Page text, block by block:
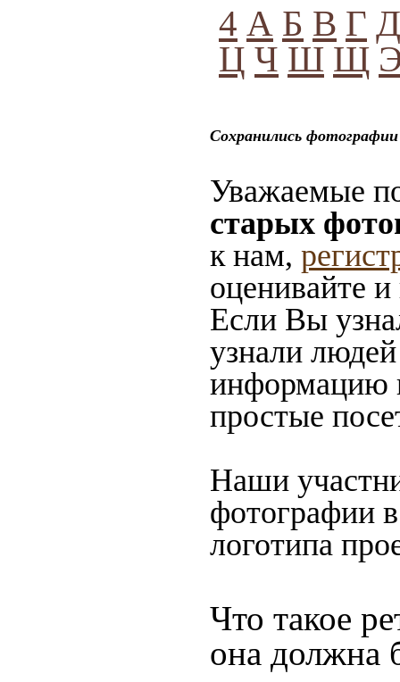
4 А Б В Г Д
Ц Ч Ш Щ
Сохранились
Уважаемые
старых
к нам,
оценивайте
Если Вы
узнали
информацию
простые
Наши
фотографии
логотипа
Что такое
она должна